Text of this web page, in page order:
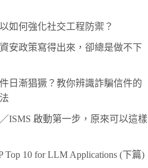
如何強化社交工程防禦？
安政策寫得出來，卻總是做不下
日漸猖獗？教你辨識詐騙信件的
ISMS 啟動第一步，原來可以這樣
Top 10 for LLM Applications (下篇)